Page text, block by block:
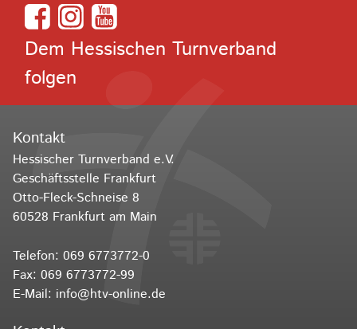
Dem Hessischen Turnverband
folgen
Kontakt
Hessischer Turnverband e.V.
Geschäftsstelle Frankfurt
Otto-Fleck-Schneise 8
60528 Frankfurt am Main
Telefon: 069 6773772-0
Fax: 069 6773772-99
E-Mail: info@htv-online.de